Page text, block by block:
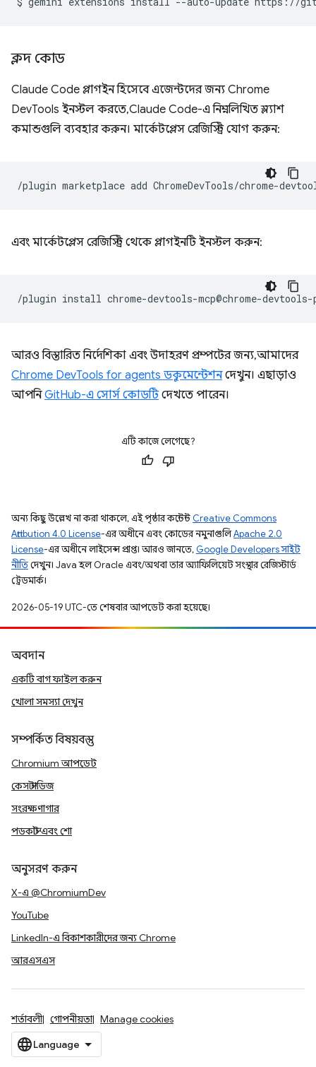
ক্লদ কোড
Claude Code প্লাগইন হিসেবে এজেন্টদের জন্য Chrome
DevTools ইনস্টল করতে, Claude Code-এ নিম্নলিখিত স্ল্যাশ
কমান্ডগুলি ব্যবহার করুন। মার্কেটপ্লেস রেজিস্ট্রি যোগ করুন:
/plugin marketplace add
এবং মার্কেটপ্লেস রেজিস্ট্রি থেকে প্লাগইনটি ইনস্টল করুন:
/plugin install
আরও বিস্তারিত নির্দেশিকা এবং উদাহরণ প্রম্পটের জন্য, আমাদের
Chrome DevTools for agents ডকুমেন্টেশনদেখুন। এছাড়াও
আপনিGitHub-এ সোর্স কোডটিদেখতে পারেন।
এটি কাজে লেগেছে?
অন্য কিছু উল্লেখ না করা থাকলে, এই পৃষ্ঠার কন্টেন্ট Creative Commons
Attribution 4.0 License-এর অধীনে এবং কোডের নমুনাগুলিApache 2.0
License-এর অধীনে লাইসেন্স প্রাপ্ত। আরও জানতে, Google Developers সাইট
নীতিদেখুন। Java হল Oracle এবং/অথবা তার অ্যাফিলিয়েট সংস্থার রেজিস্টার্ড
ট্রেডমার্ক।
2026-05-19 UTC-তে শেষবার আপডেট করা হয়েছে।
অবদান
একটি বাগ ফাইল করুন
খোলা সমস্যা দেখুন
সম্পর্কিত বিষয়বস্তু
Chromium আপডেট
কেস স্টাডিজ
সংরক্ষণাগার
পডকাস্ট এবং শো
অনুসরণ করুন
X-এ @ChromiumDev
YouTube
LinkedIn-এ বিকাশকারীদের জন্য Chrome
আরএসএস
শর্তাবলী গোপনীয়তা Manage cookies